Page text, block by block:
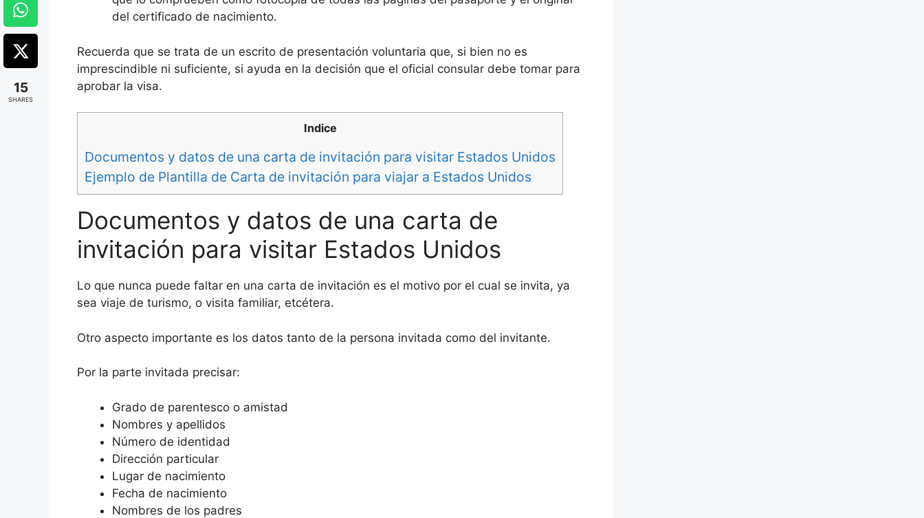
del certificado de nacimiento.
Recuerda que se trata de un escrito de presentación voluntaria que, si bien no es
imprescindible ni suficiente, si ayuda en la decisión que el oficial consular debe tomar para
aprobar la visa.
Indice
Documentos y datos de una carta de invitación para visitar Estados Unidos
Ejemplo de Plantilla de Carta de invitación para viajar a Estados Unidos
Documentos y datos de una carta de
invitación para visitar Estados Unidos
Lo que nunca puede faltar en una carta de invitación es el motivo por el cual se invita, ya
sea viaje de turismo, o visita familiar, etcétera.
Otro aspecto importante es los datos tanto de la persona invitada como del invitante.
Por la parte invitada precisar:
Grado de parentesco o amistad
Nombres y apellidos
Número de identidad
Dirección particular
Lugar de nacimiento
Fecha de nacimiento
Nombres de los padres
15
SHARES